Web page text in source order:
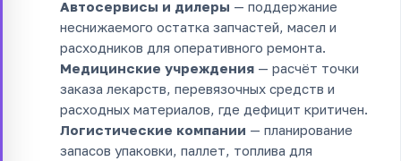
Автосервисы и дилеры — поддержание
неснижаемого остатка запчастей, масел и
расходников для оперативного ремонта.
Медицинские учреждения — расчёт точки
заказа лекарств, перевязочных средств и
расходных материалов, где дефицит критичен.
Логистические компании — планирование
запасов упаковки, паллет, топлива для